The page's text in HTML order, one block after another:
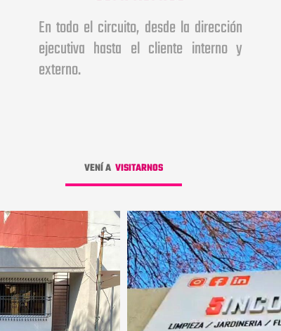
En todo el circuito, desde la dirección
ejecutiva hasta el cliente interno y
externo.
VENÍ A